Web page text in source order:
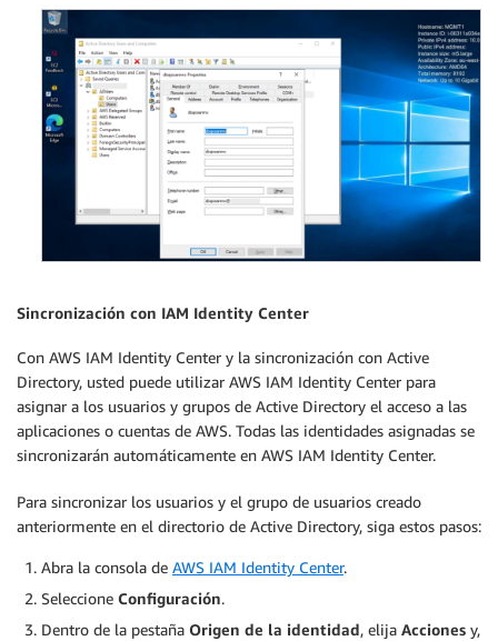
Sincronización con IAM Identity Center
Con AWS IAM Identity Center y la sincronización con Active
Directory, usted puede utilizar AWS IAM Identity Center para
asignar a los usuarios y grupos de Active Directory el acceso a las
aplicaciones o cuentas de AWS. Todas las identidades asignadas se
sincronizarán automáticamente en AWS IAM Identity Center.
Para sincronizar los usuarios y el grupo de usuarios creado
anteriormente en el directorio de Active Directory, siga estos pasos:
Abra la consola de AWS IAM Identity Center.
Seleccione Configuración.
Dentro de la pestaña Origen de la identidad, elija Acciones y,